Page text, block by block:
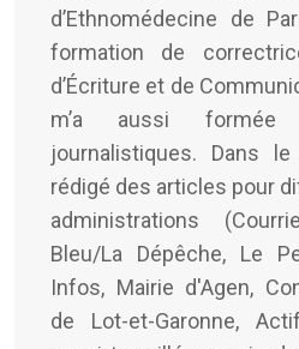
d’Ethnomédecine de
formation de
d’Écriture et de
m’a aussi formée
journalistiques. Dans
rédigé des articles pour
administrations
Bleu/La Dépêche, Le
Infos, Mairie d'Agen,
de Lot-et-Garonne,